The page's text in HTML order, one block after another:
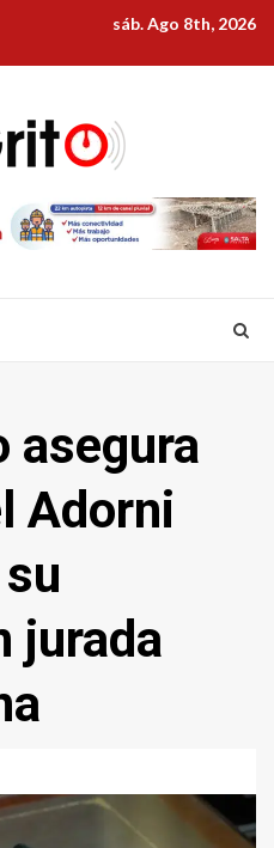
sáb. Ago 8th, 2026
asegura
Adorni
jurada